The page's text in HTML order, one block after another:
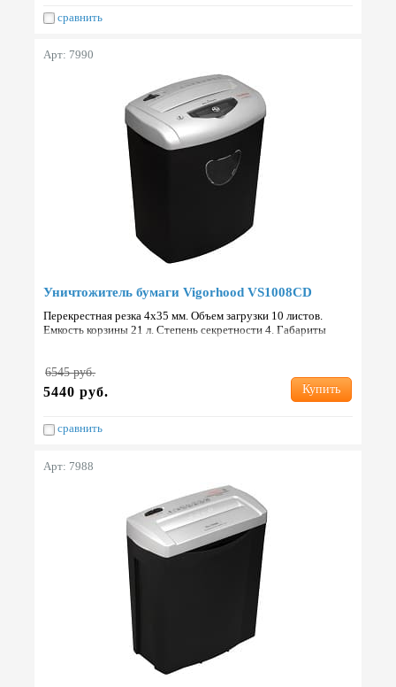
сравнить
Арт: 7990
Уничтожитель бумаги Vigorhood VS1008CD
Перекрестная резка 4х35 мм. Объем загрузки 10 листов.
Емкость корзины 21 л. Степень секретности 4. Габариты
6545 руб.
5440 руб. Купить
сравнить
Арт: 7988